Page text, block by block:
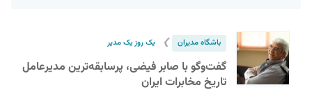
باشگاه مدیران ❯ یک روز یک مدیر
گفت‌وگو با صابر فیضی، پرسابقه‌ترین مدیرعامل
تاریخ مخابرات ایران